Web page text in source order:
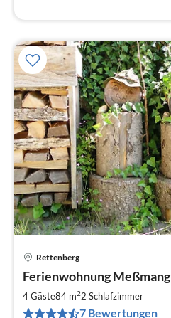
Rettenberg
Ferienwohnung Meßmang
4 Gäste84 m22 Schlafzimmer
7 Bewertungen